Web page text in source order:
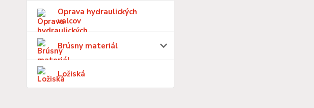
Oprava hydraulických
valcov
Brúsny materiál
Ložiská